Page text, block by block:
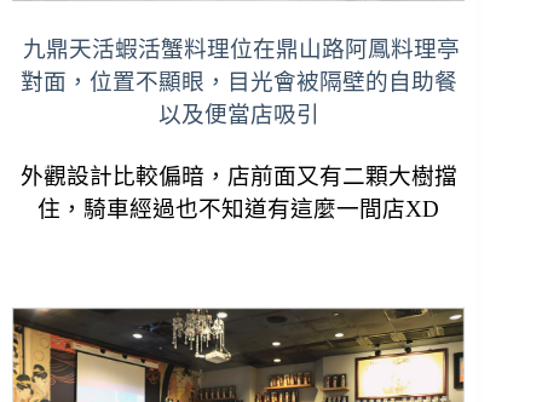
九鼎天活蝦活蟹料理位在鼎山路阿鳳料理亭
對面，位置不顯眼，目光會被隔壁的自助餐
以及便當店吸引
外觀設計比較偏暗，店前面又有二顆大樹擋
住，騎車經過也不知道有這麼一間店XD